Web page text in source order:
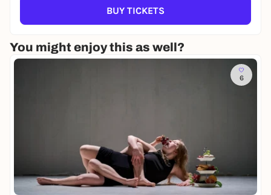
BUY TICKETS
You might enjoy this as well?
6